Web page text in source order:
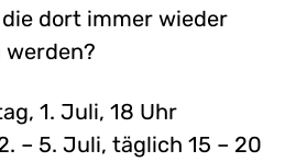
dort immer wieder
werden?
1. Juli, 18 Uhr
– 5. Juli, täglich 15 – 20